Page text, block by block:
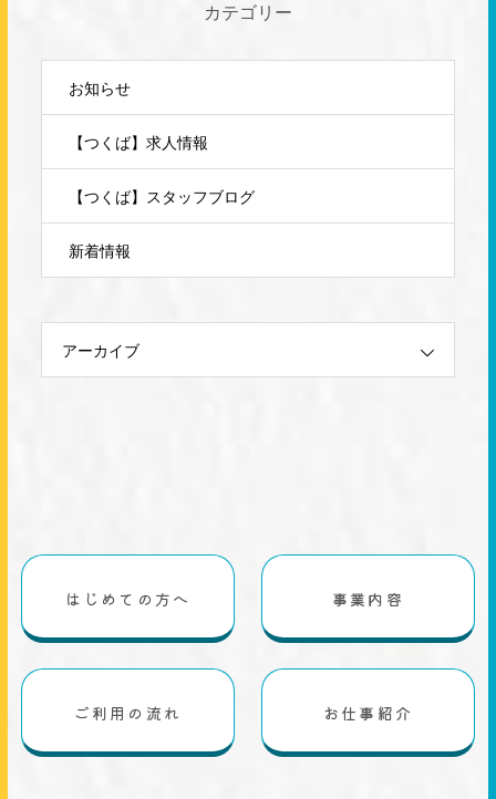
カテゴリー
お知らせ
【つくば】求人情報
【つくば】スタッフブログ
新着情報
アーカイブ
はじめての方へ 事業内容
ご利用の流れ お仕事紹介